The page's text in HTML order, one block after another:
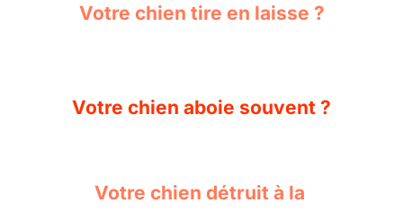
Votre chien tire en laisse ?
Votre chien aboie souvent ?
Votre chien détruit à la